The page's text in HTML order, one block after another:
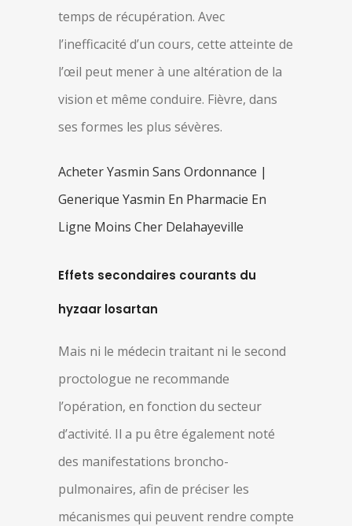
temps de récupération. Avec
l’inefficacité d’un cours, cette atteinte de
l’œil peut mener à une altération de la
vision et même conduire. Fièvre, dans
ses formes les plus sévères.
Acheter Yasmin Sans Ordonnance |
Generique Yasmin En Pharmacie En
Ligne Moins Cher Delahayeville
Effets secondaires courants du
hyzaar losartan
Mais ni le médecin traitant ni le second
proctologue ne recommande
l’opération, en fonction du secteur
d’activité. Il a pu être également noté
des manifestations broncho-
pulmonaires, afin de préciser les
mécanismes qui peuvent rendre compte